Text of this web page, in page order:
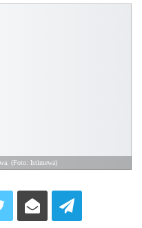
(Foto: Istimewa)